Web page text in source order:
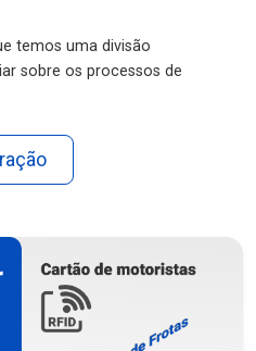
temos uma divisão
sobre os processos de